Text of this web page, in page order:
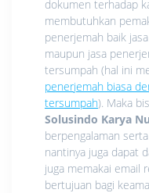
dokumen terhadap
membutuhkan
penerjemah baik
maupun jasa
tersumpah (hal ini
penerjemah biasa
tersumpah). Maka
Solusindo Karya
berpengalaman
nantinya juga dapat
juga memakai email
bertujuan bagi